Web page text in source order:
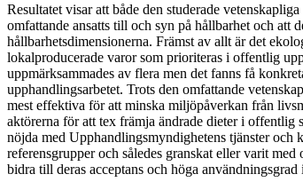
Resultatet visar att både den studerade
omfattande ansatts till och syn på hållbarhet och att
hållbarhetsdimensionerna. Främst av allt är det
lokalproducerade varor som prioriteras i offentlig
uppmärksammades av flera men det fanns få
upphandlingsarbetet. Trots den omfattande
mest effektiva för att minska miljöpåverkan från
aktörerna för att tex främja ändrade dieter i offentlig
nöjda med Upphandlingsmyndighetens tjänster och
referensgrupper och således granskat eller varit
bidra till deras acceptans och höga